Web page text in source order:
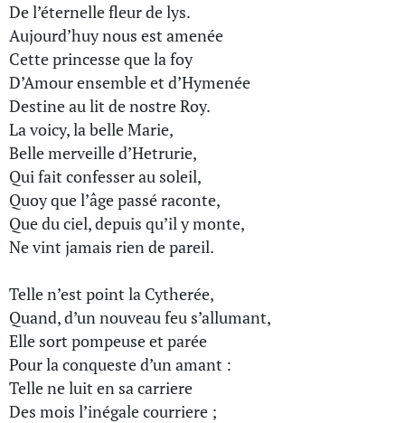
De l’éternelle fleur de lys.
Aujourd’huy nous est amenée
Cette princesse que la foy
D’Amour ensemble et d’Hymenée
Destine au lit de nostre Roy.
La voicy, la belle Marie,
Belle merveille d’Hetrurie,
Qui fait confesser au soleil,
Quoy que l’âge passé raconte,
Que du ciel, depuis qu’il y monte,
Ne vint jamais rien de pareil.
Telle n’est point la Cytherée,
Quand, d’un nouveau feu s’allumant,
Elle sort pompeuse et parée
Pour la conqueste d’un amant :
Telle ne luit en sa carriere
Des mois l’inégale courriere ;